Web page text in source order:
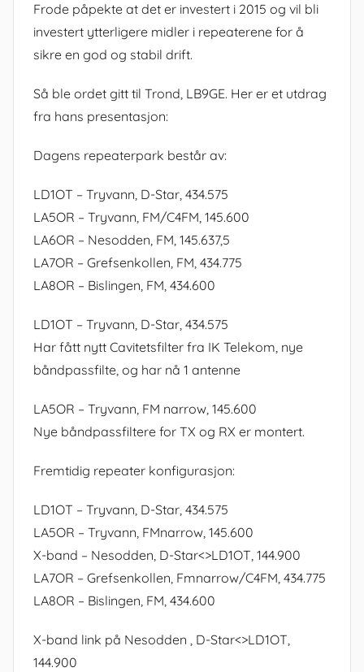
Frode påpekte at det er investert i 2015 og vil bli
investert ytterligere midler i repeaterene for å
sikre en god og stabil drift.
Så ble ordet gitt til Trond, LB9GE. Her er et utdrag
fra hans presentasjon:
Dagens repeaterpark består av:
LD1OT – Tryvann, D-Star, 434.575
LA5OR – Tryvann, FM/C4FM, 145.600
LA6OR – Nesodden, FM, 145.637,5
LA7OR – Grefsenkollen, FM, 434.775
LA8OR – Bislingen, FM, 434.600
LD1OT – Tryvann, D-Star, 434.575
Har fått nytt Cavitetsfilter fra IK Telekom, nye
båndpassfilte, og har nå 1 antenne
LA5OR – Tryvann, FM narrow, 145.600
Nye båndpassfiltere for TX og RX er montert.
Fremtidig repeater konfigurasjon:
LD1OT – Tryvann, D-Star, 434.575
LA5OR – Tryvann, FMnarrow, 145.600
X-band – Nesodden, D-Star<>LD1OT, 144.900
LA7OR – Grefsenkollen, Fmnarrow/C4FM, 434.775
LA8OR – Bislingen, FM, 434.600
X-band link på Nesodden , D-Star<>LD1OT,
144.900